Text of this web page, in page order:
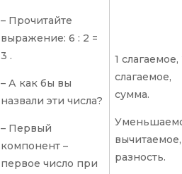
– Прочитайте
выражение: 6 : 2 =
3 .
– А как бы вы
назвали эти числа?
– Первый
компонент –
первое число при
1 слагаемое,
слагаемое,
сумма.
вычитаемое,
разность.